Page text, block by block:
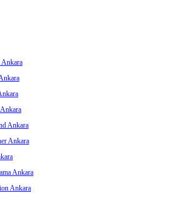
Ankara
Ankara
Ankara
Ankara
Ankara